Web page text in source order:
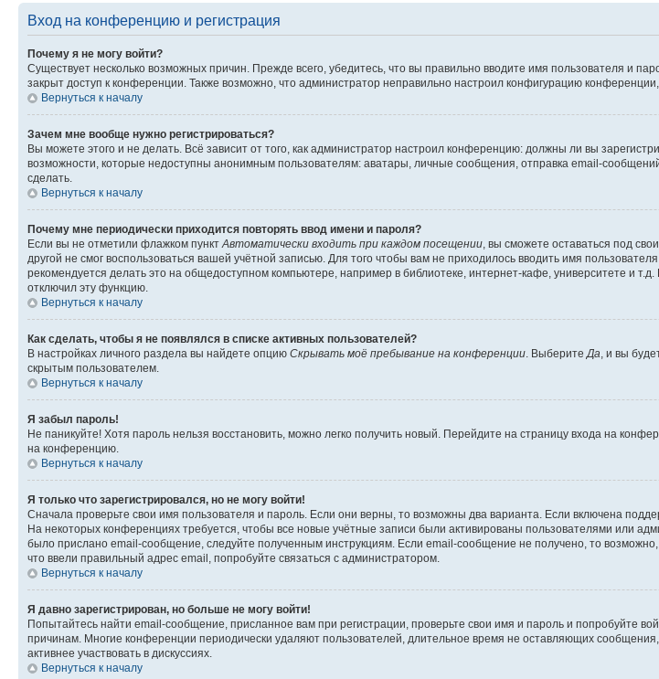
Вход на конференцию и регистрация
Почему я не могу войти?
Существует несколько возможных причин. Прежде всего, убедитесь, что вы правильно вводите имя пользователя и
закрыт доступ к конференции. Также возможно, что администратор неправильно настроил конфигурацию
Вернуться к началу
Зачем мне вообще нужно регистрироваться?
Вы можете этого и не делать. Всё зависит от того, как администратор настроил конференцию: должны ли вы
возможности, которые недоступны анонимным пользователям: аватары, личные сообщения, отправка email-
сделать.
Вернуться к началу
Почему мне периодически приходится повторять ввод имени и пароля?
Если вы не отметили флажком пункт Автоматически входить при каждом посещении , вы сможете оставаться под
другой не смог воспользоваться вашей учётной записью. Для того чтобы вам не приходилось вводить имя
рекомендуется делать это на общедоступном компьютере, например в библиотеке, интернет-кафе, университете и т.д.
отключил эту функцию.
Вернуться к началу
Как сделать, чтобы я не появлялся в списке активных пользователей?
В настройках личного раздела вы найдете опцию Скрывать моё пребывание на конференции . Выберите Да , и вы
скрытым пользователем.
Вернуться к началу
Я забыл пароль!
Не паникуйте! Хотя пароль нельзя восстановить, можно легко получить новый. Перейдите на страницу входа на
на конференцию.
Вернуться к началу
Я только что зарегистрировался, но не могу войти!
Сначала проверьте свои имя пользователя и пароль. Если они верны, то возможны два варианта. Если включена
На некоторых конференциях требуется, чтобы все новые учётные записи были активированы пользователями или
было прислано email-сообщение, следуйте полученным инструкциям. Если email-сообщение не получено, то
что ввели правильный адрес email, попробуйте связаться с администратором.
Вернуться к началу
Я давно зарегистрирован, но больше не могу войти!
Попытайтесь найти email-сообщение, присланное вам при регистрации, проверьте свои имя и пароль и попробуйте
причинам. Многие конференции периодически удаляют пользователей, длительное время не оставляющих
активнее участвовать в дискуссиях.
Вернуться к началу